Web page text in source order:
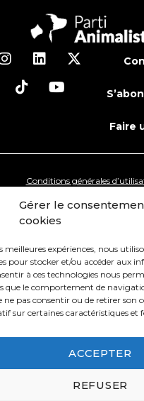
Gérer le
cookies
meilleures expériences, nous
pour stocker et/ou accéder aux
à ces technologies nous
que le comportement de
ne pas consentir ou de retirer
sur certaines caractéristiques et
ACCEPTER
REFUSER
Faire
Conditions générales